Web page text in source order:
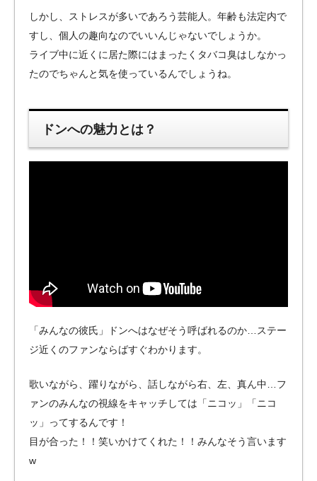
しかし、ストレスが多いであろう芸能人。年齢も法定内で
すし、個人の趣向なのでいいんじゃないでしょうか。
ライブ中に近くに居た際にはまったくタバコ臭はしなかっ
たのでちゃんと気を使っているんでしょうね。
ドンへの魅力とは？
「みんなの彼氏」ドンへはなぜそう呼ばれるのか…ステー
ジ近くのファンならばすぐわかります。
歌いながら、躍りながら、話しながら右、左、真ん中…フ
ァンのみんなの視線をキャッチしては「ニコッ」「ニコ
ッ」ってするんです！
目が合った！！笑いかけてくれた！！みんなそう言います
w